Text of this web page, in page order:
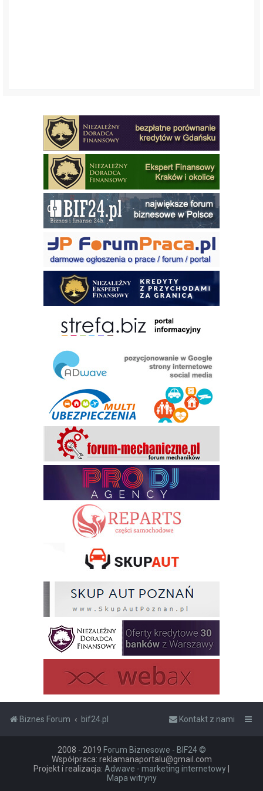
Biznes Forum bif24.pl Kontakt z nami
2008 - 2019 Forum Biznesowe - BIF24 ©
Współpraca: reklamanaportalu@gmail.com
Projekt i realizacja: Adwave - marketing internetowy
Mapa witryny